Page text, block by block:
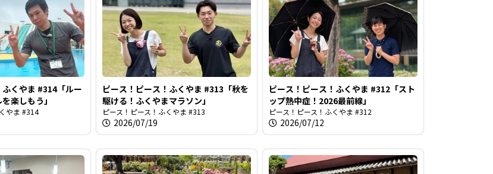
生
す
る
くやま #314「ルー
楽しもう」
やま #314
ピース！ピース！ふくやま #313「秋を
駆ける！ふくやまマラソン」
ピース！ピース！ふくやま #313
2026/07/19
ピース！ピース！ふくやま #312「スト
ップ熱中症！2026最前線」
ピース！ピース！ふくやま #312
2026/07/12